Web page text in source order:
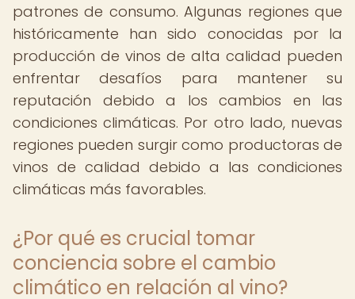
patrones de consumo. Algunas regiones que
históricamente han sido conocidas por la
producción de vinos de alta calidad pueden
enfrentar desafíos para mantener su
reputación debido a los cambios en las
condiciones climáticas. Por otro lado, nuevas
regiones pueden surgir como productoras de
vinos de calidad debido a las condiciones
climáticas más favorables.
¿Por qué es crucial tomar
conciencia sobre el cambio
climático en relación al vino?